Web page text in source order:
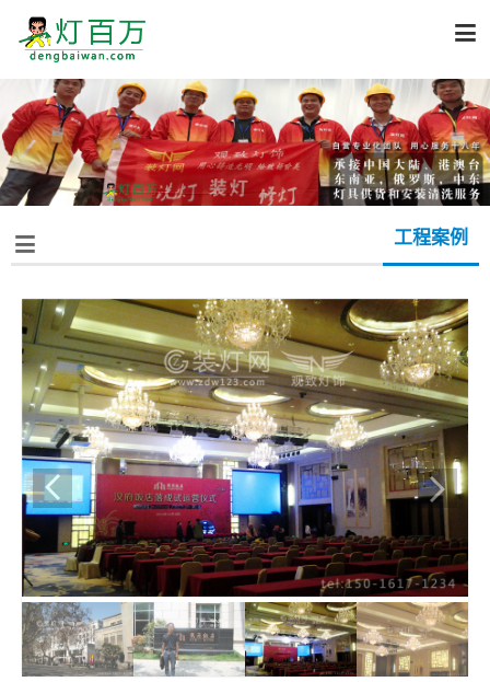

 工程案例